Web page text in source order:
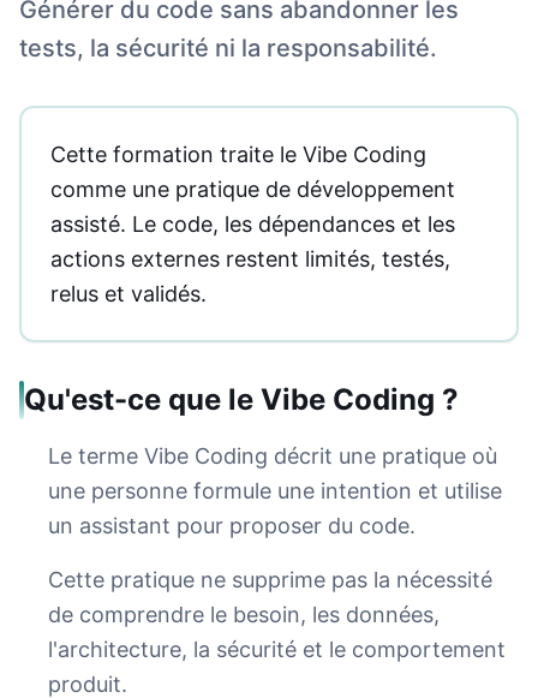
Générer du code sans abandonner les
tests, la sécurité ni la responsabilité.
Cette formation traite le Vibe Coding
comme une pratique de développement
assisté. Le code, les dépendances et les
actions externes restent limités, testés,
relus et validés.
Qu'est-ce que le Vibe Coding ?
Le terme Vibe Coding décrit une pratique où
une personne formule une intention et utilise
un assistant pour proposer du code.
Cette pratique ne supprime pas la nécessité
de comprendre le besoin, les données,
l'architecture, la sécurité et le comportement
produit.